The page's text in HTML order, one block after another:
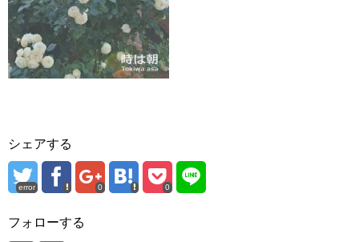
シェアする
error 0 0
フォローする